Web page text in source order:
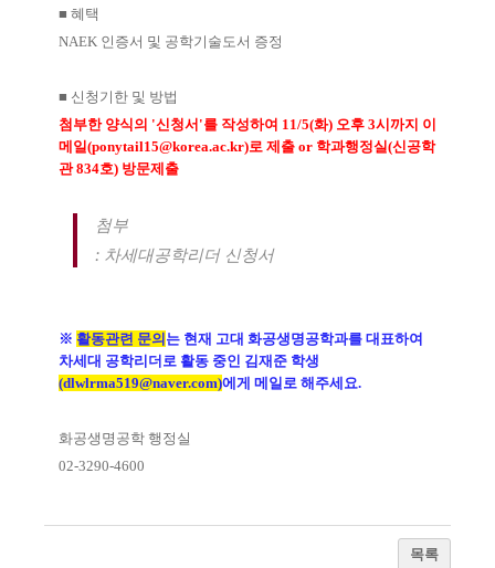
■ 혜택
NAEK 인증서 및 공학기술도서 증정
■ 신청기한 및 방법
첨부한 양식의 '신청서 '를 작성하여 11/5(화) 오후 3시까지 이
메일(ponytail15@korea.ac.kr)로 제출 or 학과행정실(신공학
관834호) 방문제출
첨부
: 차세대공학리더 신청서
※ 활동관련 문의 는 현재 고대 화공생명공학과를 대표하여
차세대 공학리더로 활동 중인 김재준 학생
(dlwlrma519@naver.com)에게 메일로 해주세요.
화공생명공학 행정실
02-3290-4600
목록